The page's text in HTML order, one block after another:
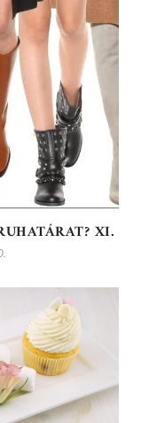
XI.